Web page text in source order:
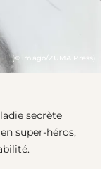
(© imago/ZUMA Press)
secrète
super-héros,